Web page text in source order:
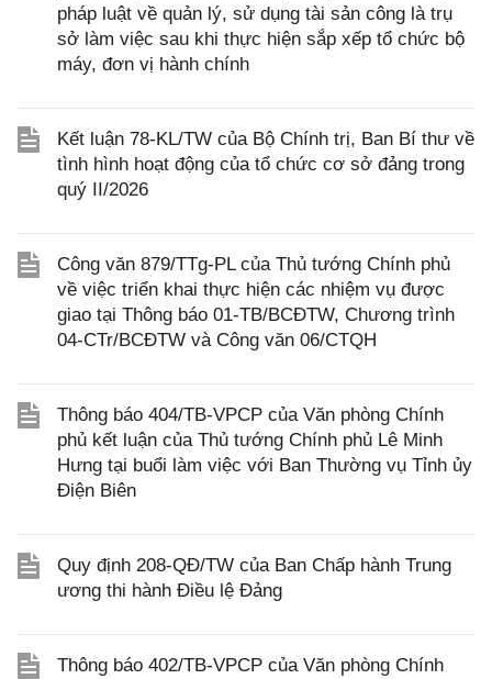
pháp luật về quản lý, sử dụng tài sản công là trụ
sở làm việc sau khi thực hiện sắp xếp tổ chức bộ
máy, đơn vị hành chính
Kết luận 78-KL/TW của Bộ Chính trị, Ban Bí thư về
tình hình hoạt động của tổ chức cơ sở đảng trong
quý II/2026
Công văn 879/TTg-PL của Thủ tướng Chính phủ
về việc triển khai thực hiện các nhiệm vụ được
giao tại Thông báo 01-TB/BCĐTW, Chương trình
04-CTr/BCĐTW và Công văn 06/CTQH
Thông báo 404/TB-VPCP của Văn phòng Chính
phủ kết luận của Thủ tướng Chính phủ Lê Minh
Hưng tại buổi làm việc với Ban Thường vụ Tỉnh ủy
Điện Biên
Quy định 208-QĐ/TW của Ban Chấp hành Trung
ương thi hành Điều lệ Đảng
Thông báo 402/TB-VPCP của Văn phòng Chính